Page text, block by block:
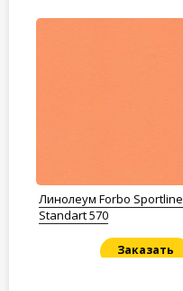
Линолеум Forbo Sportline
Standart 570
Заказать